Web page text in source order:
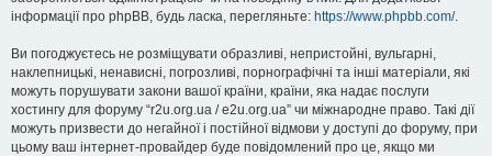
інформації про phpBB, будь ласка, перегляньте: https://www.phpbb.com/.
Ви погоджуєтесь не розміщувати образливі, непристойні, вульгарні,
наклепницькі, ненависні, погрозливі, порнографічні та інші матеріали, які
можуть порушувати закони вашої країни, країни, яка надає послуги
хостингу для форуму “r2u.org.ua / e2u.org.ua” чи міжнародне право. Такі дії
можуть призвести до негайної і постійної відмови у доступі до форуму, при
цьому ваш інтернет-провайдер буде повідомлений про це, якщо ми